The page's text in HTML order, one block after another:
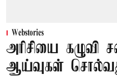
Webstories
அரிசியை கழுவி
ஆய்வுகள்